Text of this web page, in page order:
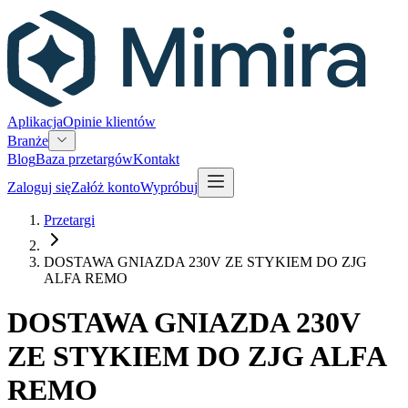
AplikacjaOpinie klientów
Branże
BlogBaza przetargówKontakt
Zaloguj sięZałóż kontoWypróbuj
Przetargi
DOSTAWA GNIAZDA 230V ZE STYKIEM DO ZJG
ALFA REMO
DOSTAWA GNIAZDA 230V
ZE STYKIEM DO ZJG ALFA
REMO